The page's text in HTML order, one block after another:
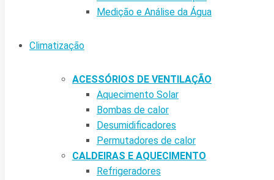
Medição e Análise da Água
Climatização
ACESSÓRIOS DE VENTILAÇÃO
Aquecimento Solar
Bombas de calor
Desumidificadores
Permutadores de calor
CALDEIRAS E AQUECIMENTO
Refrigeradores